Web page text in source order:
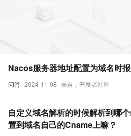
问答 2024-11-08 来自：开发者社区
Nacos服务器地址配置为域名时
自定义域名解析的时候解析到哪
置到域名自己的Cname上嘛？